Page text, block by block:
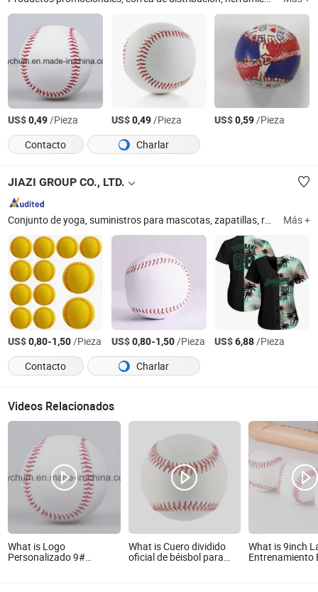
US$0,49/Pieza US$0,49/Pieza US$0,59/Pieza
Contacto
Charlar
JIAZI GROUP CO., LTD.
Conjunto de yoga, suministros para mascotas, zapatillas, ropa deportiva, ropa interior, traje de baño, equipo deportivo, embalaje, producto para exteriores, energía solar Más +
US$0,80-1,50/Pieza US$0,80-1,50/Pieza US$6,88/Pieza
Contacto
Charlar
Videos Relacionados
What is Logo
Personalizado 9#
What is Cuero dividido
oficial de béisbol para
What is 9inch
Entrenamiento